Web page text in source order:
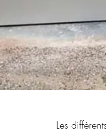
Les